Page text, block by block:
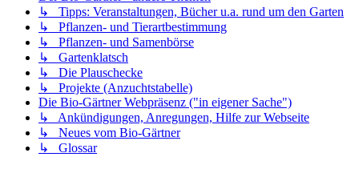
↳ Tipps: Veranstaltungen, Bücher u.a. rund um den Garten
↳ Pflanzen- und Tierartbestimmung
↳ Pflanzen- und Samenbörse
↳ Gartenklatsch
↳ Die Plauschecke
↳ Projekte (Anzuchtstabelle)
Die Bio-Gärtner Webpräsenz ("in eigener Sache")
↳ Ankündigungen, Anregungen, Hilfe zur Webseite
↳ Neues vom Bio-Gärtner
↳ Glossar